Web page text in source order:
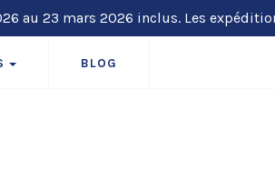
au 23 mars 2026 inclus. Les
BLOG